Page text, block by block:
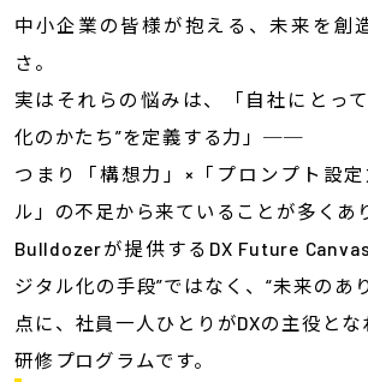
中小企業の皆様が抱える、未来を創
さ。
実はそれらの悩みは、「自社にとっ
化のかたち”を定義する力」──
つまり「構想力」×「プロンプト設
ル」の不足から来ていることが多くあ
Bulldozerが提供するDX Future
ジタル化の手段”ではなく、“未来のあ
点に、社員一人ひとりがDXの主役と
研修プログラムです。